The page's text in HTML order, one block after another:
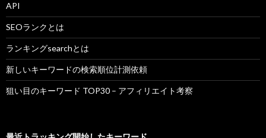
API
SEOランクとは
ランキングsearchとは
新しいキーワードの検索順位計測依頼
狙い目のキーワード TOP30 – アフィリエイト考察